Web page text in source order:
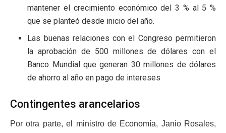
mantener el crecimiento económico del 3 % al 5 %
que se planteó desde inicio del año.
Las buenas relaciones con el Congreso permitieron
la aprobación de 500 millones de dólares con el
Banco Mundial que generan 30 millones de dólares
de ahorro al año en pago de intereses
Contingentes arancelarios
Por otra parte, el ministro de Economía, Janio Rosales,